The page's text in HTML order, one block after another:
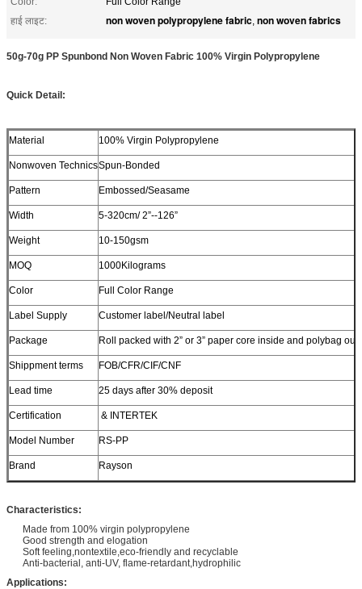
हाई लाइट:
non woven polypropylene fabric, non woven fabrics
50g-70g PP Spunbond Non Woven Fabric 100% Virgin Polypropylene
Quick Detail:
Material 100% Virgin Polypropylene
Nonwoven TechnicsSpun-Bonded
Pattern Embossed/Seasame
Width 5-320cm/ 2”--126”
Weight 10-150gsm
MOQ 1000Kilograms
Color Full Color Range
Label Supply Customer label/Neutral label
Package Roll packed with 2” or 3” paper core inside and polybag
Shippment terms FOB/CFR/CIF/CNF
Lead time 25 days after 30% deposit
Certification & INTERTEK
Model Number RS-PP
Brand Rayson
Characteristics:
Made from 100% virgin polypropylene
Good strength and elogation
Soft feeling,nontextile,eco-friendly and recyclable
Anti-bacterial, anti-UV, flame-retardant,hydrophilic
Applications: